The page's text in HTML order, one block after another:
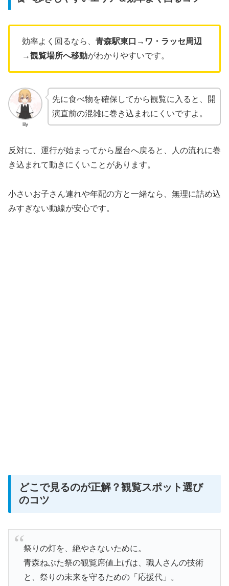
効率よく回るなら、 青森駅東口→ワ・ラッセ周辺
→観覧場所へ移動がわかりやすいです。
lily
先に食べ物を確保してから観覧に入ると、開
演直前の混雑に巻き込まれにくいですよ。
反対に、運行が始まってから屋台へ戻ると、人の流れに巻
き込まれて動きにくいことがあります。
小さいお子さん連れや年配の方と一緒なら、無理に詰め込
みすぎない動線が安心です。
どこで見るのが正解？観覧スポット選び
のコツ
祭りの灯を、絶やさないために。
​青森ねぶた祭の観覧席値上げは、職人さんの技術
と、祭りの未来を守るための「応援代」。